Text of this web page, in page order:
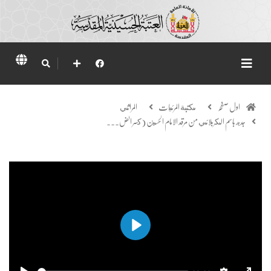
اول صفحہ مكتبة المرئيات المراثي
جديد باسم الكربلائي من مرقد الامام الحسين (كسر الض...
Play